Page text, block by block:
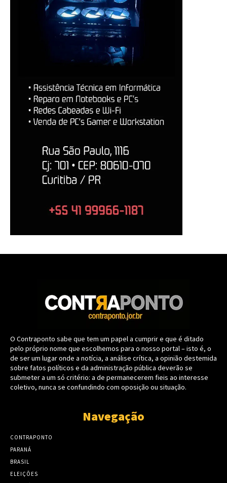
O Contraponto sabe que tem um papel a cumprir e que é ditado
pelo próprio nome que escolhemos para o nosso portal – isto é, o
de ser um lugar onde a notícia, a análise crítica, a opinião destemida
sobre fatos políticos e da administração pública deverão se
submeter a um só critério: a de permanecerem fieis ao interesse
coletivo, nunca se confundindo com oposição ou situação.
Navegação
CONTRAPONTO
PARANÁ
BRASIL
ELEIÇÕES